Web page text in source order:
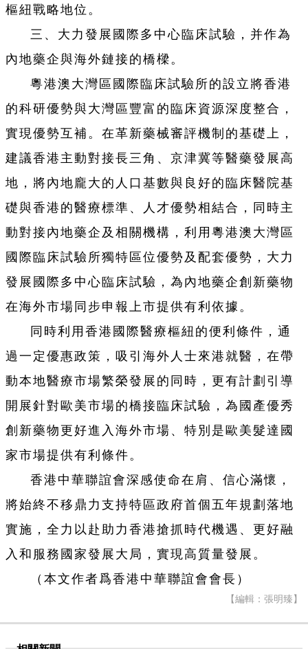
樞紐戰略地位。
三、大力發展國際多中心臨床試驗，并作為
內地藥企與海外鏈接的橋樑。
粵港澳大灣區國際臨床試驗所的設立將香港
的科研優勢與大灣區豐富的臨床資源深度整合，
實現優勢互補。在革新藥械審評機制的基礎上，
建議香港主動對接長三角、京津冀等醫藥發展高
地，將內地龐大的人口基數與良好的臨床醫院基
礎與香港的醫療標準、人才優勢相結合，同時主
動對接內地藥企及相關機構，利用粵港澳大灣區
國際臨床試驗所獨特區位優勢及配套優勢，大力
發展國際多中心臨床試驗，為內地藥企創新藥物
在海外市場同步申報上市提供有利依據。
同時利用香港國際醫療樞紐的便利條件，通
過一定優惠政策，吸引海外人士來港就醫，在帶
動本地醫療市場繁榮發展的同時，更有計劃引導
開展針對歐美市場的橋接臨床試驗，為國產優秀
創新藥物更好進入海外市場、特別是歐美髮達國
家市場提供有利條件。
香港中華聯誼會深感使命在肩、信心滿懷，
將始終不移鼎力支持特區政府首個五年規劃落地
實施，全力以赴助力香港搶抓時代機遇、更好融
入和服務國家發展大局，實現高質量發展。
（本文作者爲香港中華聯誼會會長）
【編輯：張明臻】